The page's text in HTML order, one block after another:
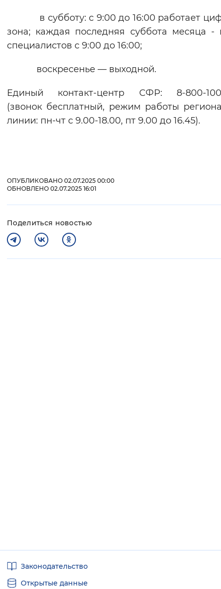
в субботу: с 9:00 до 16:00 работает
зона; каждая последняя суббота месяца -
специалистов с 9:00 до 16:00;
воскресенье — выходной.
Единый контакт-центр СФР: 8-800-
(звонок бесплатный, режим работы
линии: пн-чт с 9.00-18.00, пт 9.00 до 16.45).
ОПУБЛИКОВАНО 02.07.2025 00:00
ОБНОВЛЕНО 02.07.2025 16:01
Поделиться новостью
ссылкиЗаконодательство
Открытые данные